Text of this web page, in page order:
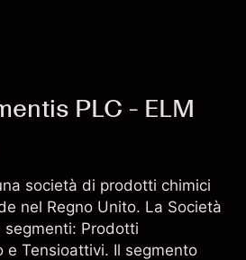
PLC - ELM
società di prodotti chimici
nel Regno Unito. La Società
Prodotti
e Tensioattivi. Il segmento